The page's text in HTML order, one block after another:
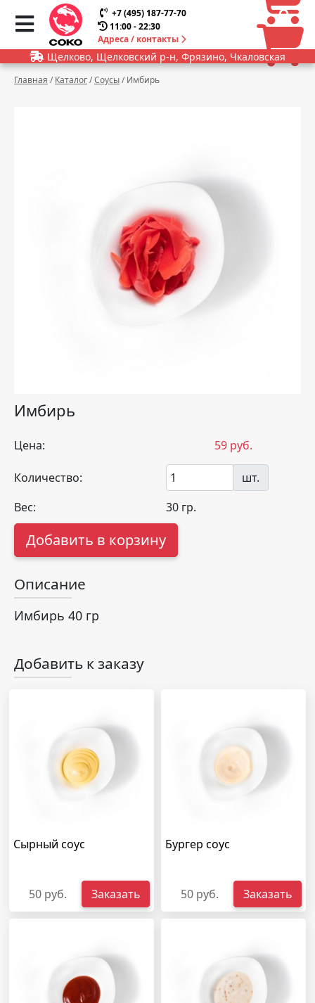
+7 (495) 187-77-70
11:00 - 22:30
Адреса / контакты
0
0
Щелково, Щелковский р-н, Фрязино, Чкаловская
Главная / Каталог/Соусы/ Имбирь
Имбирь
Цена: 59 руб.
Количество:
шт.
Вес:
30 гр.
Добавить в корзину
Описание
Имбирь 40 гр
Добавить к заказу
Сырный соус
50 руб. Заказать
Бургер соус
50 руб. Заказать